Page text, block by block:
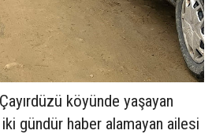
köyünde yaşayan
gündür haber alamayan ailesi